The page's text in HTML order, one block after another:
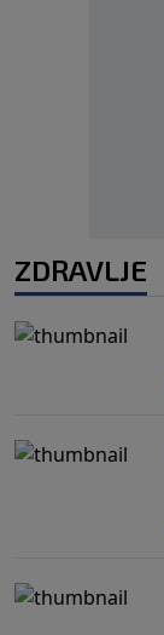
ZDRAVLJE